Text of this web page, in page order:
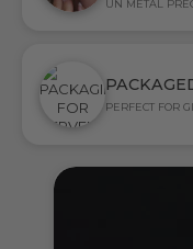
UN MÉTAL
PERFECT FOR